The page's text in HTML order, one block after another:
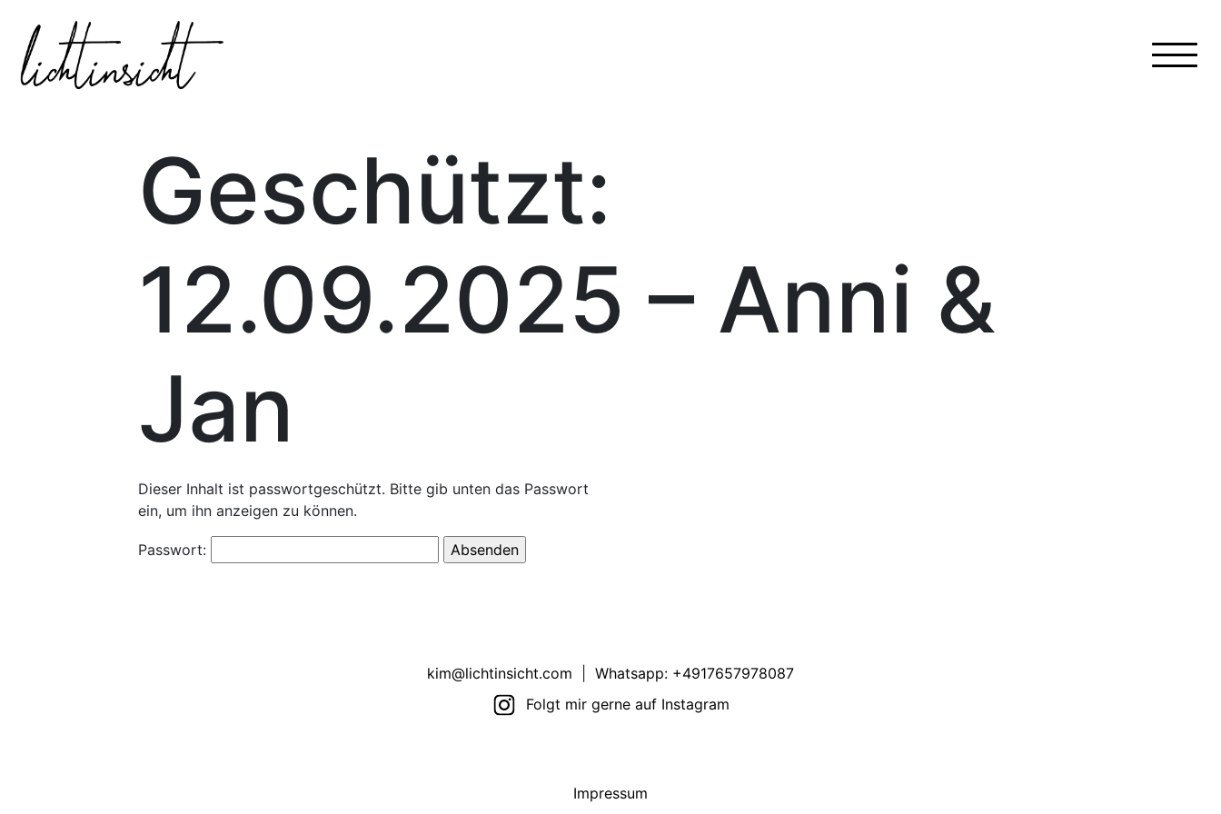
Geschützt:
12.09.2025 – Anni &
Jan
Dieser Inhalt ist passwortgeschützt. Bitte gib unten das Passwort
ein, um ihn anzeigen zu können.
Passwort:
kim@lichtinsicht.com
Whatsapp: +4917657978087
Folgt mir gerne auf Instagram
Impressum